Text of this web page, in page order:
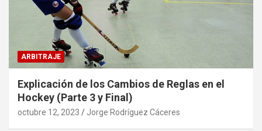
ARBITRAJE
Explicación de los Cambios de Reglas en el
Hockey (Parte 3 y Final)
octubre 12, 2023 Jorge Rodríguez Cáceres